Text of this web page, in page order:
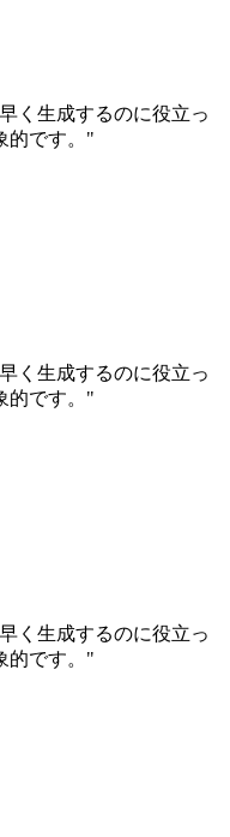
く生成するのに役立っ
です。 "
く生成するのに役立っ
です。 "
く生成するのに役立っ
です。 "